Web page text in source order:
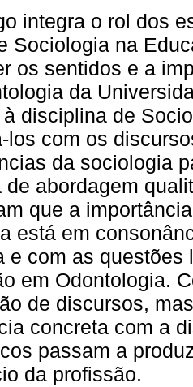
integra o rol dos
Sociologia na
os sentidos e a
da
disciplina de
los com os
da sociologia
de abordagem
que a
está em
e com as
em Odontologia.
de discursos,
concreta com a
passam a
da profissão.